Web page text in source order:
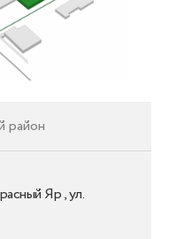
район
Яр , ул.